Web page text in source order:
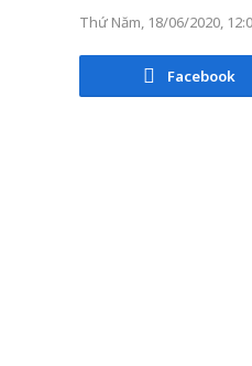
Thứ Năm, 18/06/2020,
Facebook